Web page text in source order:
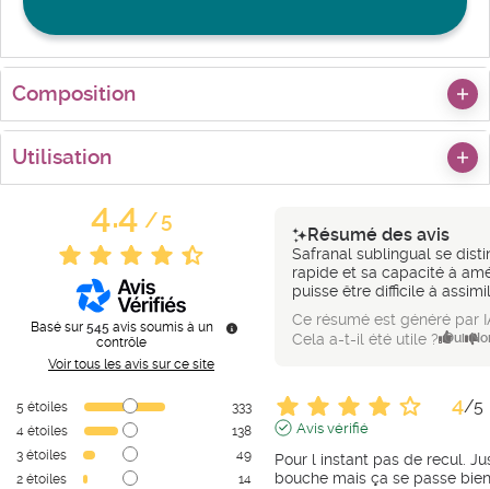
Composition
Utilisation
4.4/5
Basé sur 545 avis soumis à un
contrôle
Voir tous les avis sur ce site
5 étoiles
333
4 étoiles
138
3 étoiles
49
2 étoiles
14
Résumé des avis
Safranal sublingual se
rapide et sa capacité à
puisse être difficile à
Ce résumé est généré par
Cela a-t-il été utile ? Oui
4/5
Avis vérifié
Pour l instant pas de recul.
bouche mais ça se passe